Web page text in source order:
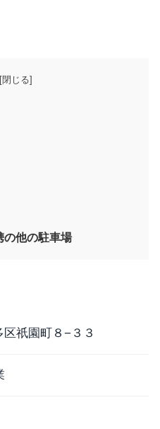
の他の駐車場
祇園町８−３３